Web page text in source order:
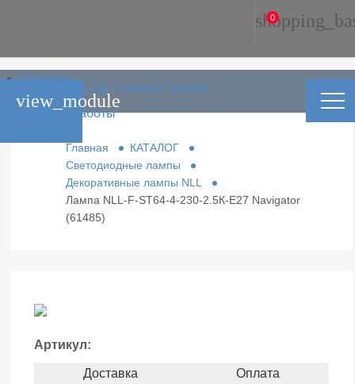
phone_in_talk Заказать звонок
Главная
Каталог
Условия работы
0
Главная
КАТАЛОГ
Светодиодные лампы
Декоративные лампы NLL
Лампа NLL-F-ST64-4-230-2.5К-E27 Navigator
(61485)
Артикул:
Доставка Оплата
view_module